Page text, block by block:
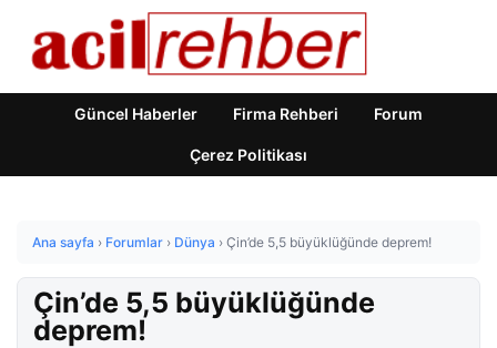
Güncel Haberler Firma Rehberi Forum
Çerez Politikası
Ana sayfa › Forumlar › Dünya › Çin’de 5,5 büyüklüğünde deprem!
Çin’de 5,5 büyüklüğünde
deprem!